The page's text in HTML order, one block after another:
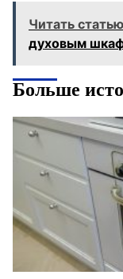
Читать статью
духовым
Больше